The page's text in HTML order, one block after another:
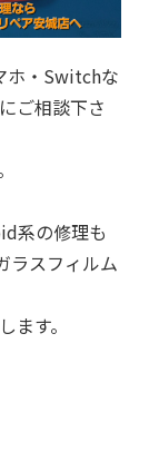
ホ・Switchな
ご相談下さ
系の修理も
ラスフィルム
す。